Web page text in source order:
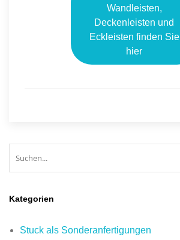
Wandleisten,
Deckenleisten und
Eckleisten finden Sie
hier
Kategorien
Stuck als Sonderanfertigungen